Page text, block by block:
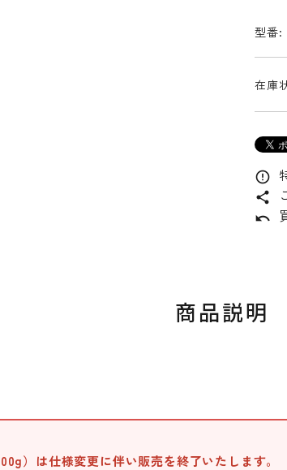
型番:
在庫
error_outline
share
undo
商品説明
）は仕様変更に伴い販売を終了いたします。